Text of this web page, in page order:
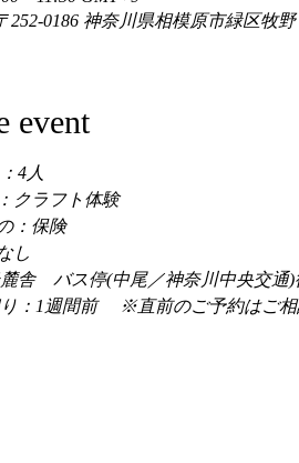
252-0186 神奈川県相模原市緑区牧
event
4人
クラフト体験
：保険
し
舎　バス停(中尾／神奈川中央交通)
：1週間前 　※直前のご予約はご